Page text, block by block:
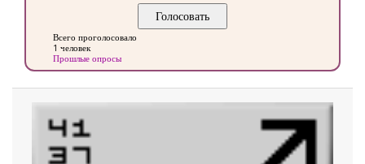
Всего проголосовало
1 человек
Прошлые опросы